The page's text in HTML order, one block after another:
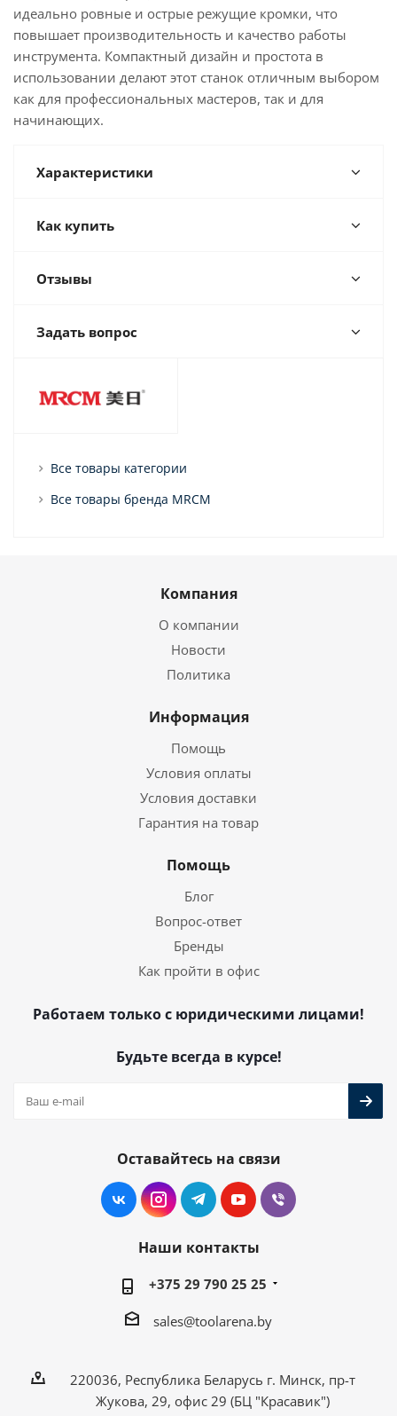
идеально ровные и острые режущие кромки, что
повышает производительность и качество работы
инструмента. Компактный дизайн и простота в
использовании делают этот станок отличным выбором
как для профессиональных мастеров, так и для
начинающих.
Характеристики
Как купить
Отзывы
Задать вопрос
Все товары категории
Все товары бренда MRCM
Компания
О компании
Новости
Политика
Информация
Помощь
Условия оплаты
Условия доставки
Гарантия на товар
Помощь
Блог
Вопрос-ответ
Бренды
Как пройти в офис
Работаем только с юридическими лицами!
Будьте всегда в курсе!
Оставайтесь на связи
Наши контакты
+375 29 790 25 25
sales@toolarena.by
220036, Республика Беларусь г. Минск, пр-т
Жукова, 29, офис 29 (БЦ "Красавик")